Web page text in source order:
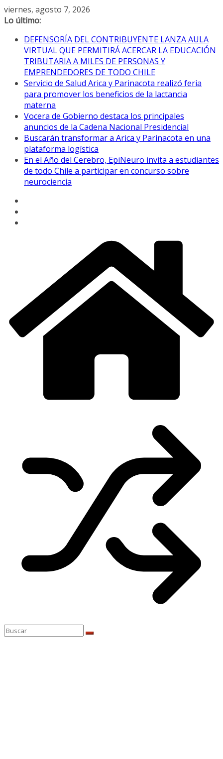
Saltar
al
viernes, agosto 7, 2026
Lo último:
DEFENSORÍA DEL CONTRIBUYENTE LANZA AULA
VIRTUAL QUE PERMITIRÁ ACERCAR LA EDUCACIÓN
TRIBUTARIA A MILES DE PERSONAS Y
EMPRENDEDORES DE TODO CHILE
Servicio de Salud Arica y Parinacota realizó feria
para promover los beneficios de la lactancia
materna
Vocera de Gobierno destaca los principales
anuncios de la Cadena Nacional Presidencial
Buscarán transformar a Arica y Parinacota en una
plataforma logística
En el Año del Cerebro, EpiNeuro invita a estudiantes
de todo Chile a participar en concurso sobre
neurociencia